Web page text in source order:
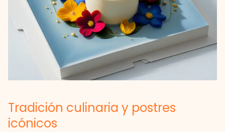
Tradición culinaria y postres
icónicos